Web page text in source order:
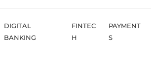
DIGITAL
BANKING
FINTEC
H
PAYMENT
S